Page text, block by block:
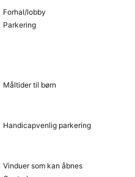
Forhal/lobby
Parkering
Måltider til børn
Handicapvenlig parkering
Vinduer som kan åbnes